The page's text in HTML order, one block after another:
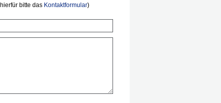
bitte das Kontaktformular)